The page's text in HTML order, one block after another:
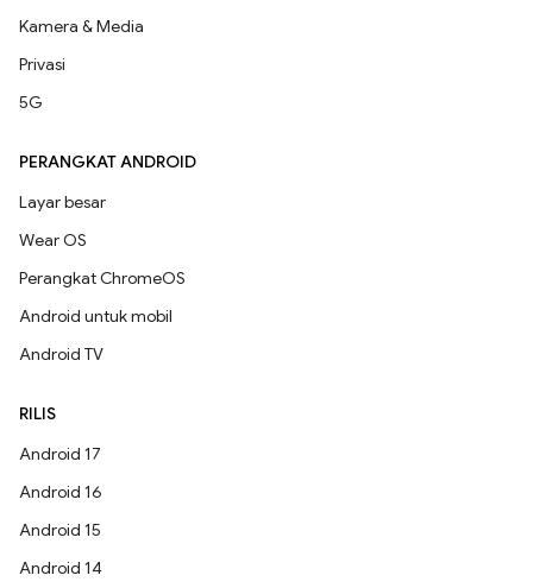
Kamera & Media
Privasi
5G
PERANGKAT ANDROID
Layar besar
Wear OS
Perangkat ChromeOS
Android untuk mobil
Android TV
RILIS
Android 17
Android 16
Android 15
Android 14